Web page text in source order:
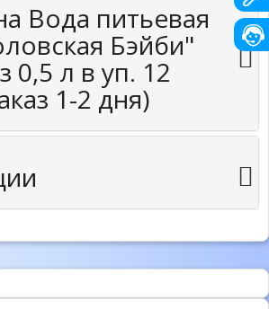
Вода питьевая
Бэйби"
0,5 л в уп. 12
1-2 дня)